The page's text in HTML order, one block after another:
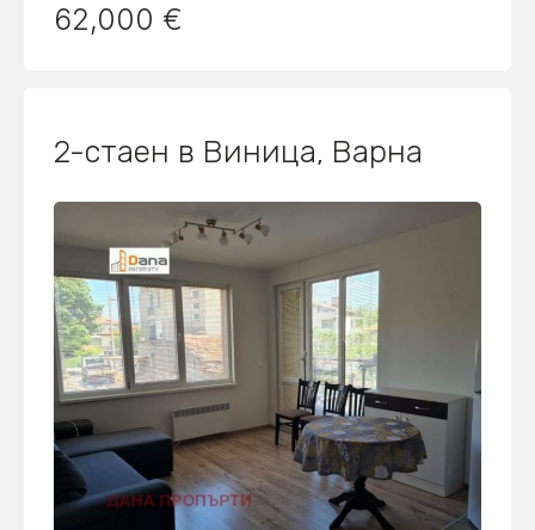
62,000 €
2-стаен в Виница, Варна